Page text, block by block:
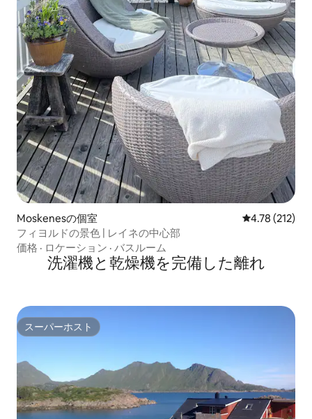
Moskenesの個室 レビュー212
4.78 (212)
フィヨルドの景色 | レイネの中心部
価格 · ロケーション · バスルーム
洗濯機と乾燥機を完備した離れ
スーパーホスト
スーパーホスト